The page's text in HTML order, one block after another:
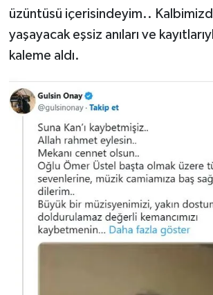
üzüntüsü içerisindeyim..
yaşayacak eşsiz anıları ve
kaleme aldı.